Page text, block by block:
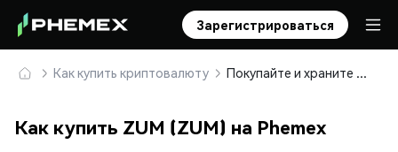
Зарегистрироваться
Как купить криптовалюту Покупайте и храните ZUM (ZUM) безопасно
Как купить ZUM (ZUM) на Phemex